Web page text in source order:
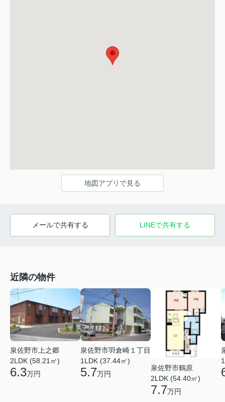
地図アプリで見る
メールで共有する LINEで共有する
近隣の物件
泉佐野市上之郷
2LDK (58.21㎡)
6.3万円
泉佐野市羽倉崎１丁目
1LDK (37.44㎡)
5.7万円
泉佐野市鶴原
2LDK (54.40㎡)
7.7万円